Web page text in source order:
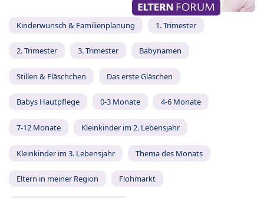
Kinderwunsch & Familienplanung 1. Trimester
2. Trimester 3. Trimester Babynamen
Stillen & Fläschchen Das erste Gläschen
Babys Hautpflege 0-3 Monate 4-6 Monate
7-12 Monate Kleinkinder im 2. Lebensjahr
Kleinkinder im 3. Lebensjahr Thema des Monats
Eltern in meiner Region Flohmarkt